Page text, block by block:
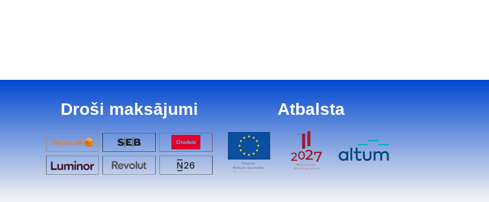
Droši maksājumi Atbalsta